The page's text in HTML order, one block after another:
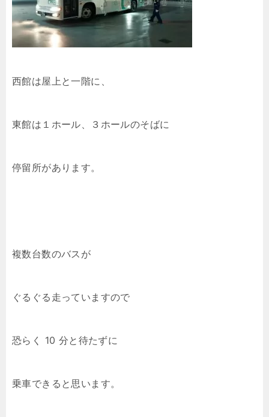
西館は屋上と一階に、
東館は１ホール、３ホールのそばに
停留所があります。
複数台数のバスが
ぐるぐる走っていますので
恐らく 10 分と待たずに
乗車できると思います。